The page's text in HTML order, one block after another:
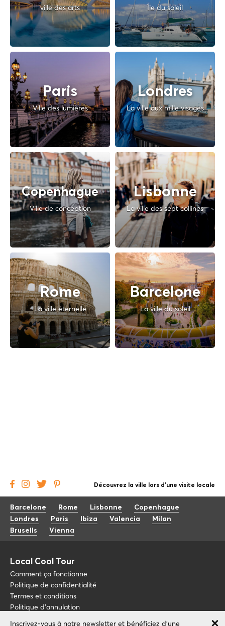
ville des arts Île du soleil
Paris
Ville des lumières
Londres
La ville aux mille visages
Copenhague
Ville de conception
Lisbonne
La ville des sept collines
Rome
La ville éternelle
Barcelone
La ville du soleil
Inscrivez-vous à notre newsletter et bénéficiez d'une
Découvrez la ville lors d'une visite locale
Barcelone Rome Lisbonne
Copenhague
Londres
Paris Ibiza Valencia
Milan
Brusells
Vienna
Local Cool Tour
Comment ça fonctionne
Politique de confidentialité
Termes et conditions
Politique d'annulation